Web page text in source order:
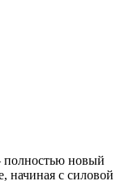
полностью новый
начиная с силовой